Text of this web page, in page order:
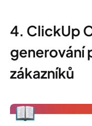
4. ClickUp
generování
zákazníků